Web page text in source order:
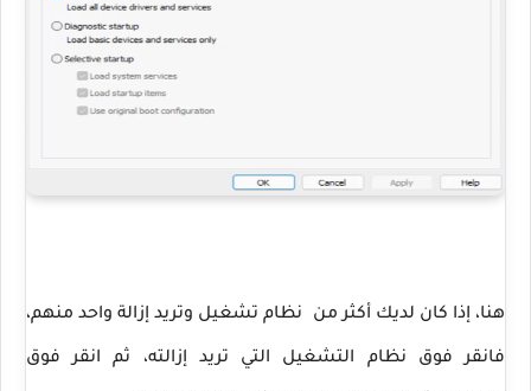
هنا، إذا كان لديك أكثر من نظام تشغيل وتريد إزالة واحد منهم،
فانقر فوق نظام التشغيل التي تريد إزالته، ثم انقر فوق